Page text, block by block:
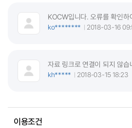
KOCW입니다. 오류를 확인하
ko********
2018-03-16
자료 링크로 연결이 되지 않습
kh*****
2018-03-15 18:23
이용조건